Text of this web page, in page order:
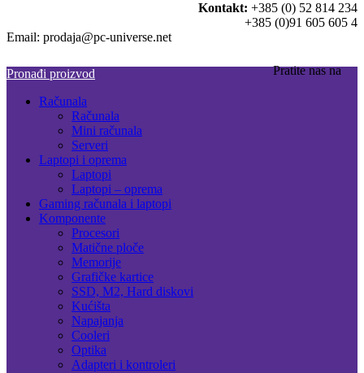
Kontakt: +385 (0) 52 814 234
+385 (0)91 605 605 4
Email: prodaja@pc-universe.net
Pratite nas na
Pronađi proizvod
Računala
Računala
Mini računala
Serveri
Laptopi i oprema
Laptopi
Laptopi – oprema
Gaming računala i laptopi
Komponente
Procesori
Matične ploče
Memorije
Grafičke kartice
SSD, M2, Hard diskovi
Kućišta
Napajanja
Cooleri
Optika
Adapteri i kontroleri